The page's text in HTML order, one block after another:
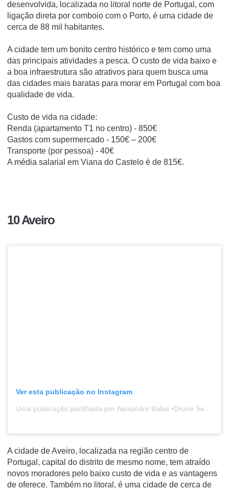
desenvolvida, localizada no litoral norte de Portugal, com
ligação direta por comboio com o Porto, é uma cidade de
cerca de 88 mil habitantes.
A cidade tem um bonito centro histórico e tem como uma
das principais atividades a pesca. O custo de vida baixo e
a boa infraestrutura são atrativos para quem busca uma
das cidades mais baratas para morar em Portugal com boa
qualidade de vida.
Custo de vida na cidade:
Renda (apartamento T1 no centro) - 850€
Gastos com supermercado - 150€ – 200€
Transporte (por pessoa) - 40€
A média salarial em Viana do Castelo é de 815€.
10 Aveiro
Ver esta publicação no Instagram
Uma publicação partilhada por Alexandre Balas •Drone Service (@alexandrebalas)
A cidade de Aveiro, localizada na região centro de
Portugal, capital do distrito de mesmo nome, tem atraído
novos moradores pelo baixo custo de vida e as vantagens
de oferece. Também no litoral, é uma cidade de cerca de